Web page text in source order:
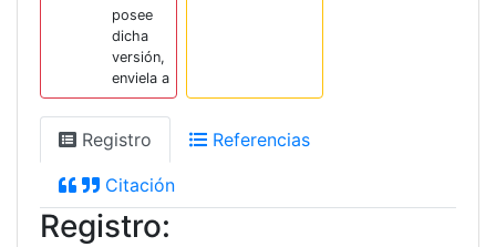
posee
dicha
versión,
enviela a
Registro Referencias
Citación
Registro: